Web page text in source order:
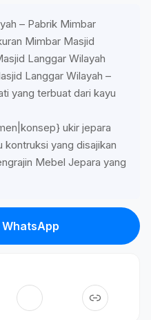
– Pabrik Mimbar
Mimbar Masjid
Langgar Wilayah
Langgar Wilayah –
yang terbuat dari kayu
ukir jepara
kontruksi yang disajikan
Mebel Jepara yang